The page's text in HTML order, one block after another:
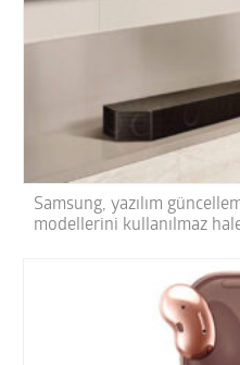
Samsung, yazılım
modellerini kullanılmaz